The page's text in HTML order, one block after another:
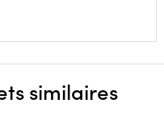
similaires